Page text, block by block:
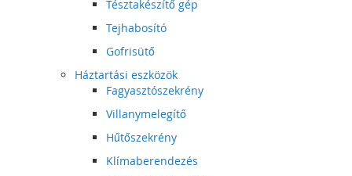
Tésztakészítő gép
Tejhabosító
Gofrisütő
Háztartási eszközök
Fagyasztószekrény
Villanymelegítő
Hűtőszekrény
Klímaberendezés